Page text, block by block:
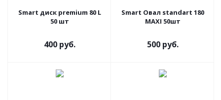
Smart диск premium 80 L
50 шт
400 руб.
Smart Овал standart 180
MAXI 50шт
500 руб.